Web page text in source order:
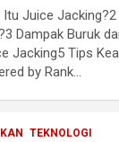
Juice
Dampak Buruk
Jacking5 Tips
by Rank…
TEKNOLOGI